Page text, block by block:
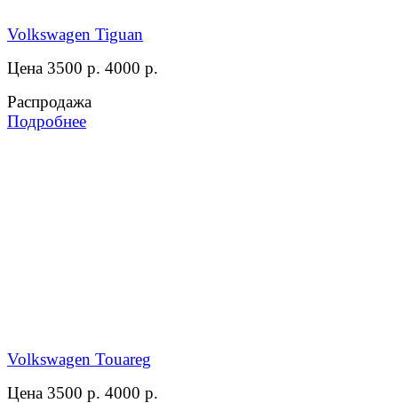
Volkswagen Tiguan
Цена 3500 р. 4000 р.
Распродажа
Подробнее
Volkswagen Touareg
Цена 3500 р. 4000 р.